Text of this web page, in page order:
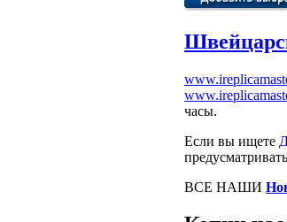
часы.
Если вы ищете
ВСЕ НАШИ